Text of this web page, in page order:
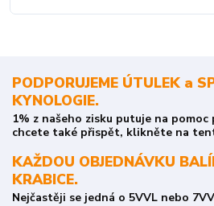
PODPORUJEME ÚTULEK a
KYNOLOGIE.
1% z našeho zisku putuje na pomoc
chcete také přispět, klikněte na
KAŽDOU OBJEDNÁVKU
KRABICE.
Nejčastěji se jedná o 5VVL nebo